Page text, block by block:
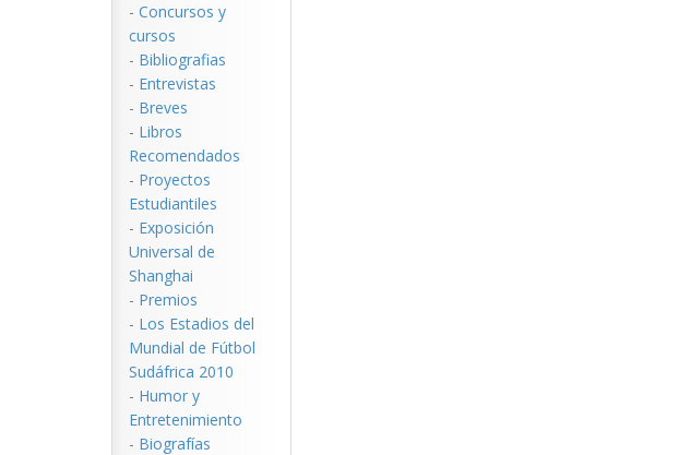
- Concursos y
cursos
- Bibliografias
- Entrevistas
- Breves
- Libros
Recomendados
- Proyectos
Estudiantiles
- Exposición
Universal de
Shanghai
- Premios
- Los Estadios del
Mundial de Fútbol
Sudáfrica 2010
- Humor y
Entretenimiento
- Biografías